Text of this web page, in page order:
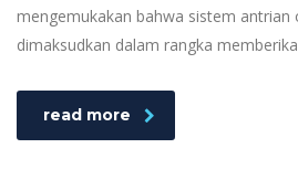
mengemukakan bahwa sistem antrian
dimaksudkan dalam rangka
read more